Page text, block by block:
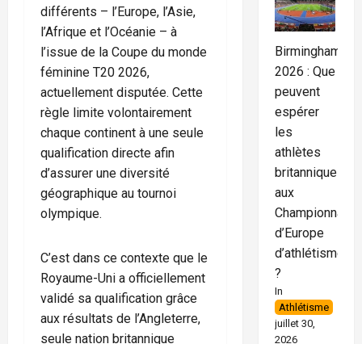
différents – l’Europe, l’Asie,
l’Afrique et l’Océanie – à
l’issue de la Coupe du monde
féminine T20 2026,
actuellement disputée. Cette
règle limite volontairement
chaque continent à une seule
qualification directe afin
d’assurer une diversité
géographique au tournoi
olympique.
C’est dans ce contexte que le
Royaume-Uni a officiellement
validé sa qualification grâce
aux résultats de l’Angleterre,
seule nation britannique
Birmingham
2026 : Que
peuvent
espérer
les
athlètes
britanniques
aux
Championnats
d’Europe
d’athlétisme
?
In
Athlétisme
juillet 30,
2026